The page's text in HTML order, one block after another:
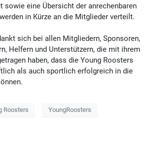
sowie eine Übersicht der anrechenbaren
in Kürze an die Mitglieder verteilt.
sich bei allen Mitgliedern, Sponsoren,
Helfern und Unterstützern, die mit ihrem
haben, dass die Young Roosters
als auch sportlich erfolgreich in die
Roosters YoungRoosters